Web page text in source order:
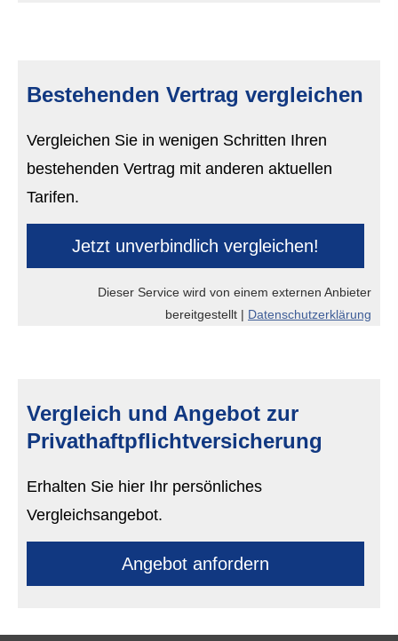
Bestehenden Vertrag ver­gleichen
Vergleichen Sie in wenigen Schritten Ihren
bestehenden Vertrag mit anderen aktuellen
Tarifen.
Jetzt unverbindlich ver­gleichen!
Dieser Service wird von einem externen Anbieter
bereitgestellt | Datenschutzerklärung
Vergleich und Angebot zur
Privathaftpflichtversicherung
Erhalten Sie hier Ihr persönliches
Vergleichsangebot.
An­ge­bot an­for­dern